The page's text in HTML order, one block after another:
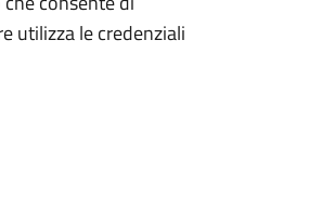
utilizza le credenziali